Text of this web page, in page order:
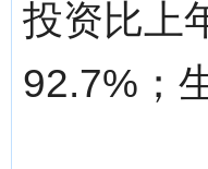
投资比上
92.7%；